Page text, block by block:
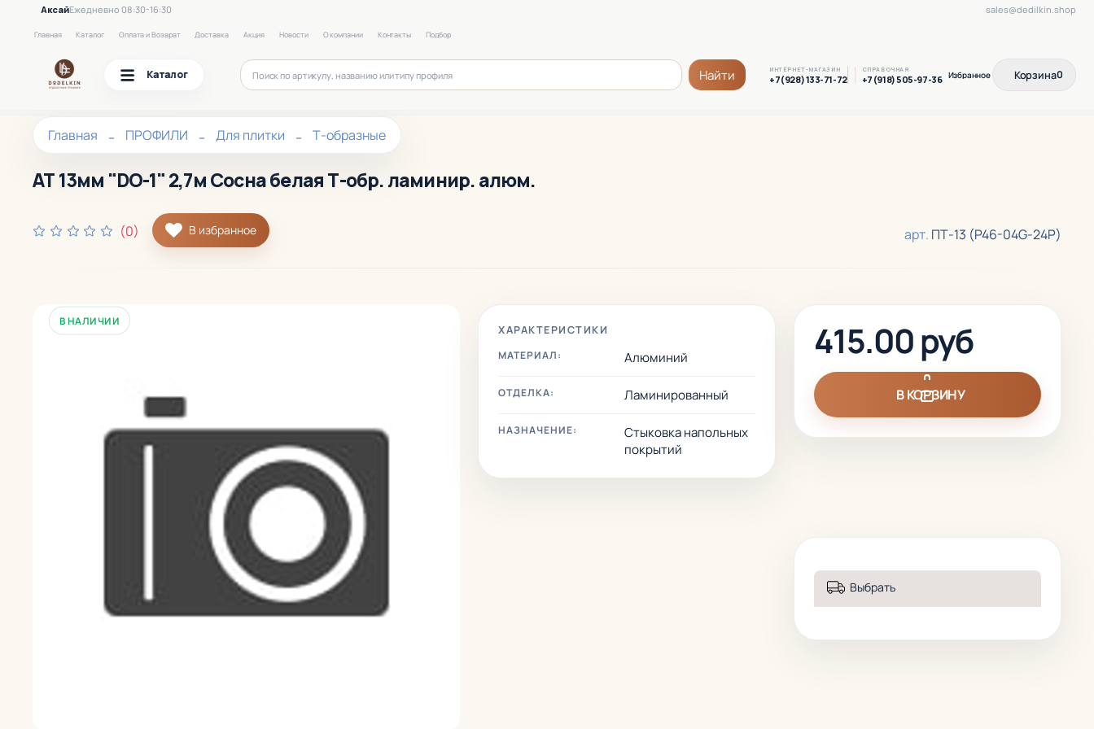
АксайЕжедневно 08:30-16:30
Главная Каталог Оплата и Возврат Доставка Акция Новости О компании Контакты Подбор
sales@dedilkin.shop
Каталог Найти ИНТЕРНЕТ-МАГАЗИН
+7(928) 133-71-72
СПРАВОЧНАЯ
+7(918) 505-97-36 Корзина0
Главная ПРОФИЛИ Для плитки Т-образные
АТ 13мм "DO-1" 2,7м Сосна белая Т-обр. ламинир. алюм.
(0) В избранное арт. ПТ-13 (P46-04G-24P)
В НАЛИЧИИ
ХАРАКТЕРИСТИКИ
МАТЕРИАЛ:
Алюминий
ОТДЕЛКА: Ламинированный
НАЗНАЧЕНИЕ:
Стыковка напольных
покрытий
415.00 руб
В КОРЗИНУ
Выбрать